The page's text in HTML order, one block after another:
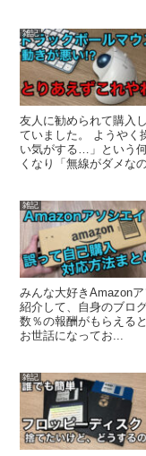
雑記
友人に勧められて購入
ていました。 ようやく
い気がする…」という
くなり「無線がダメな
雑記
みんな大好きAmazon
紹介して、自身のブロ
数％の報酬がもらえる
お世話になってお...
雑記